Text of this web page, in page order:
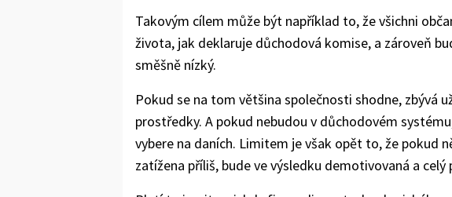
Takovým cílem může být například to, že všichni
života, jak deklaruje důchodová komise, a zároveň
směšně nízký.
Pokud se na tom většina společnosti shodne, zbývá
prostředky. A pokud nebudou v důchodovém
vybere na daních. Limitem je však opět to, že pokud
zatížena příliš, bude ve výsledku demotivovaná a